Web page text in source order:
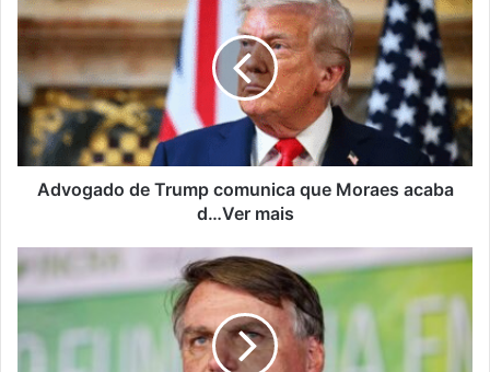
Advogado de Trump comunica que Moraes acaba
d…Ver mais